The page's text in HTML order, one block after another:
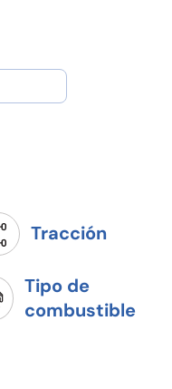
Tracción
Tipo de
combustible